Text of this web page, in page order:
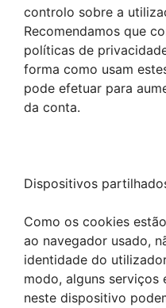
controlo sobre a
Recomendamos que
políticas de
forma como usam
pode efetuar para
da conta.
Dispositivos
Como os cookies
ao navegador usado,
identidade do
modo, alguns
neste dispositivo